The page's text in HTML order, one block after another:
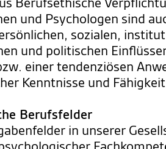
und Psychologen sind
sozialen,
und politischen
einer tendenziösen
Kenntnisse und
Berufsfelder
in unserer